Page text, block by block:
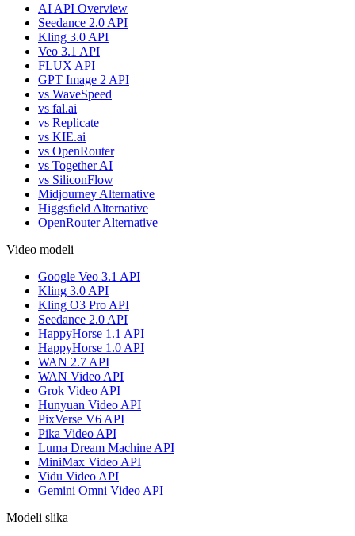
AI API Overview
Seedance 2.0 API
Kling 3.0 API
Veo 3.1 API
FLUX API
GPT Image 2 API
vs WaveSpeed
vs fal.ai
vs Replicate
vs KIE.ai
vs OpenRouter
vs Together AI
vs SiliconFlow
Midjourney Alternative
Higgsfield Alternative
OpenRouter Alternative
Video modeli
Google Veo 3.1 API
Kling 3.0 API
Kling O3 Pro API
Seedance 2.0 API
HappyHorse 1.1 API
HappyHorse 1.0 API
WAN 2.7 API
WAN Video API
Grok Video API
Hunyuan Video API
PixVerse V6 API
Pika Video API
Luma Dream Machine API
MiniMax Video API
Vidu Video API
Gemini Omni Video API
Modeli slika